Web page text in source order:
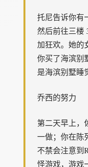
托尼告诉你有
然后前往三楼
加狂欢。她的
你买了海滨别
是海滨别墅睡
乔西的努力
第二天早上，
一做；你在陈
不禁会注意到
怪游戏，游戏